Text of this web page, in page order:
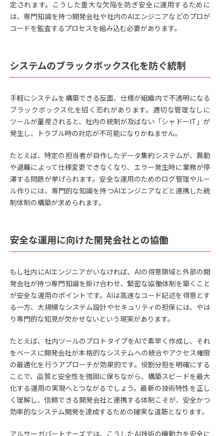
定されます。こうした重大な欠陥を防ぎ安全に運用するために
は、専門知識を持つ開発会社や社内のAIエンジニアなどのプロが
コードを監査するプロセスを組み込む必要があります。
システムのブラックボックス化を防ぐ統制
手軽にシステムを構築できる反面、仕様が組織内で不透明になる
ブラックボックス化を招く恐れがあります。適切な管理なしに
ツールが量産されると、社内の統制が及ばない「シャドーIT」が
発生し、トラブル時の対応が不可能になりかねません。
たとえば、特定の担当者が自作したデータ集約システムが、異動
や退職によって仕様変更できなくなり、エラー発生時に業務が停
滞する問題が挙げられます。安全な運用のためのログ管理やルー
ル作りには、専門的な知識を持つAIエンジニアなどと連携した統
制体制の構築が求められます。
安全な運用に向けた開発会社との協働
もし社内にAIエンジニアがいなければ、AIの得意領域と外部の開
発会社が持つ専門知識を掛け合わせ、緊密な協働体制を築くこと
が安全な運用のポイントです。AIは高速なコード記述を得意とす
る一方、大規模なシステム設計やセキュリティの担保には、やは
り専門的な知見が欠かせないという現実があります。
たとえば、社内ツールのプロトタイプをAIで素早く作成し、それ
をベースに開発会社が本格的なシステムへの統合やアクセス権限
の最適化を行うアプローチが効果的です。役割分担を明確にする
ことで、品質と安全性を強固に保ちながら、構築スピードを最大
化する運用の実現へとつながるでしょう。最新の技術特性を正し
く理解し、信頼できる開発会社と連携する体制こそが、安全かつ
効率的なシステム開発を達成するための確実な道筋となります。
アルサーガパートナーズでは、こうしたAI技術の機動力を安全に